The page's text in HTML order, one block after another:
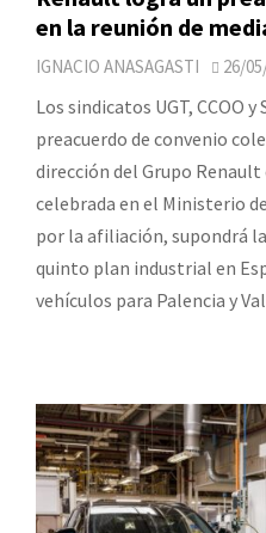
en la reunión de
IGNACIO ANASAGASTI 26/
Los sindicatos UGT, CCOO
preacuerdo de convenio
dirección del Grupo
celebrada en el Ministerio
por la afiliación, supondrá
quinto plan industrial en
vehículos para Palencia y